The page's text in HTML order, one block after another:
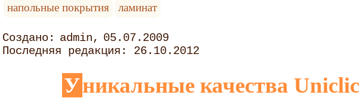
напольные покрытия
ламинат
admin
05.07.2009
26.10.2012
Уникальные качества Uniclic